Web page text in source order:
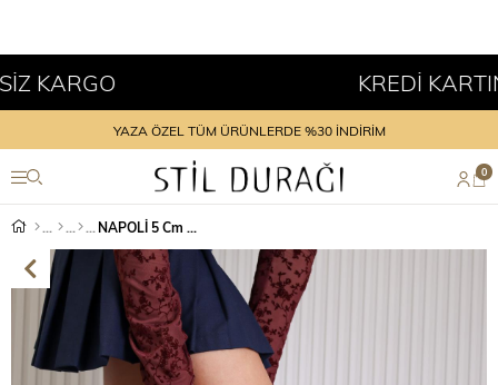
KREDİ
YAZA ÖZEL TÜM ÜRÜNLERDE %30 İNDİRİM
0
NAPOLİ 5 Cm Topuklu Uzun Streç Sihirli Çizme Siy.suet